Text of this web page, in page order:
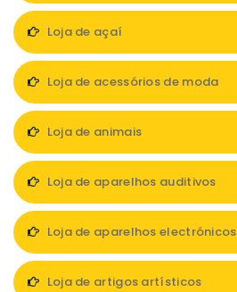
Loja de açaí
Loja de acessórios de moda
Loja de animais
Loja de aparelhos auditivos
Loja de aparelhos electrónicos
Loja de artigos artísticos